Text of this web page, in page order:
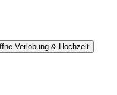
Verlobung & Hochzeit